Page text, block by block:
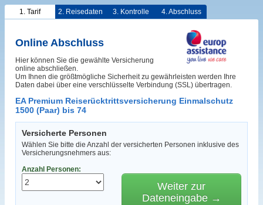
1. Tarif 2. Reisedaten 3. Kontrolle 4. Abschluss
Online Abschluss
Hier können Sie die gewählte Versicherung
online abschließen.
Um Ihnen die größtmögliche Sicherheit zu gewährleisten werden Ihre
Daten dabei über eine verschlüsselte Verbindung (SSL) übertragen.
EA Premium Reiserücktrittsversicherung Einmalschutz
1500 (Paar) bis 74
Versicherte Personen
Wählen Sie bitte die Anzahl der versicherten Personen inklusive des
Versicherungsnehmers aus:
Anzahl Personen:
Weiter zur
Dateneingabe →